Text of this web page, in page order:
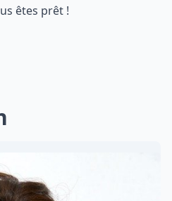
êtes prêt !